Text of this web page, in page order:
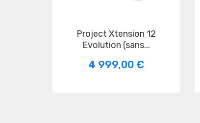
Project Xtension 12
Evolution (sans...
4 999,00 €